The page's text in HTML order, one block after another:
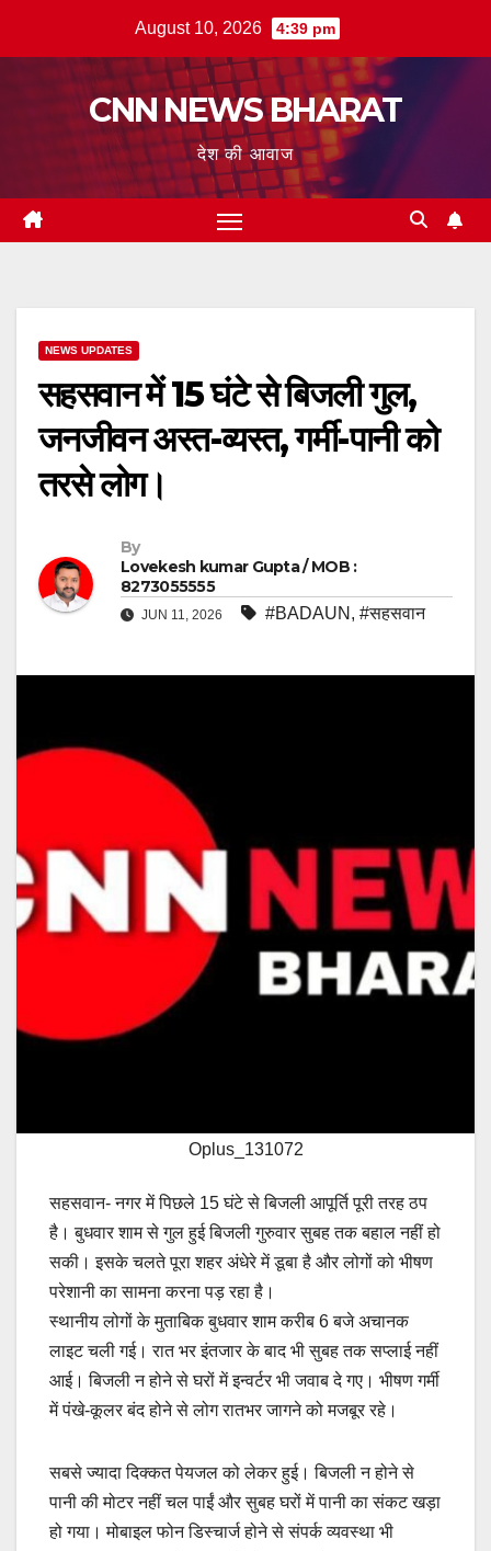
August 10, 2026 4:39 pm
CNN NEWS BHARAT
देश की आवाज
NEWS UPDATES
सहसवान में 15 घंटे से बिजली गुल,
जनजीवन अस्त-व्यस्त, गर्मी-पानी को
तरसे लोग।
By
Lovekesh kumar Gupta / MOB :
8273055555
JUN 11, 2026 #BADAUN , #सहसवान
Oplus_131072
सहसवान- नगर में पिछले 15 घंटे से बिजली आपूर्ति पूरी तरह ठप
है। बुधवार शाम से गुल हुई बिजली गुरुवार सुबह तक बहाल नहीं हो
सकी। इसके चलते पूरा शहर अंधेरे में डूबा है और लोगों को भीषण
परेशानी का सामना करना पड़ रहा है।
स्थानीय लोगों के मुताबिक बुधवार शाम करीब 6 बजे अचानक
लाइट चली गई। रात भर इंतजार के बाद भी सुबह तक सप्लाई नहीं
आई। बिजली न होने से घरों में इन्वर्टर भी जवाब दे गए। भीषण गर्मी
में पंखे-कूलर बंद होने से लोग रातभर जागने को मजबूर रहे।
सबसे ज्यादा दिक्कत पेयजल को लेकर हुई। बिजली न होने से
पानी की मोटर नहीं चल पाईं और सुबह घरों में पानी का संकट खड़ा
हो गया। मोबाइल फोन डिस्चार्ज होने से संपर्क व्यवस्था भी